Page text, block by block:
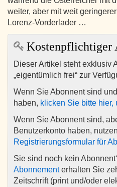
weiter, aber mit weit
Lorenz-Vorderlader …
Kostenpflichtiger
Dieser Artikel steht exklusiv
„eigentümlich frei“ zur
Wenn Sie Abonnent sind
haben, klicken Sie bitte hier,
Wenn Sie Abonnent sind,
Benutzerkonto haben,
Registrierungsformular für
Sie sind noch kein
Abonnementerhalten Sie
Zeitschrift (print und/oder